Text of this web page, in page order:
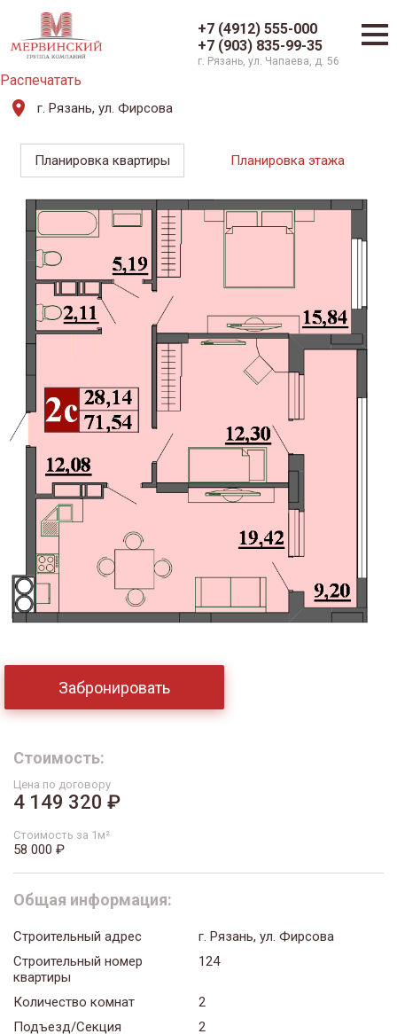
+7 (4912) 555-000
+7 (903) 835-99-35
г. Рязань, ул. Чапаева, д. 56
Распечатать
г. Рязань, ул. Фирсова
Планировка квартиры Планировка этажа
Забронировать
Стоимость:
Цена по договору
4 149 320 ₽
Стоимость за 1м²
58 000 ₽
Общая информация:
Строительный адрес
г. Рязань, ул. Фирсова
Строительный номер
квартиры
124
Количество комнат
2
Подъезд/Секция
2